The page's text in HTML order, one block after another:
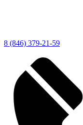
8 (846) 379-21-59